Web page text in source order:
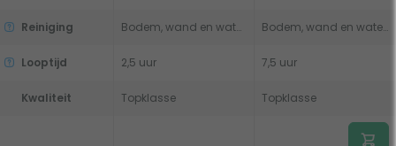
Reiniging
Looptijd
Kwaliteit
Bodem, wand en waterlijn
2,5 uur
Topklasse
Bodem, wand en waterlijn
7,5 uur
Topklasse